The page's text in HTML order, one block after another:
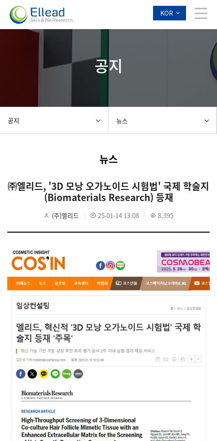
KOR
공지
공지 뉴스
뉴스
㈜엘리드, '3D 모낭 오가노이드 시험법' 국제 학술지
(Biomaterials Research) 등재
(주)엘리드 25-01-14 13:08 8,395